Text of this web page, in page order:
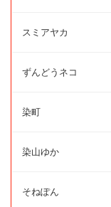
スミアヤカ
ずんどうネコ
染町
染山ゆか
そねぽん